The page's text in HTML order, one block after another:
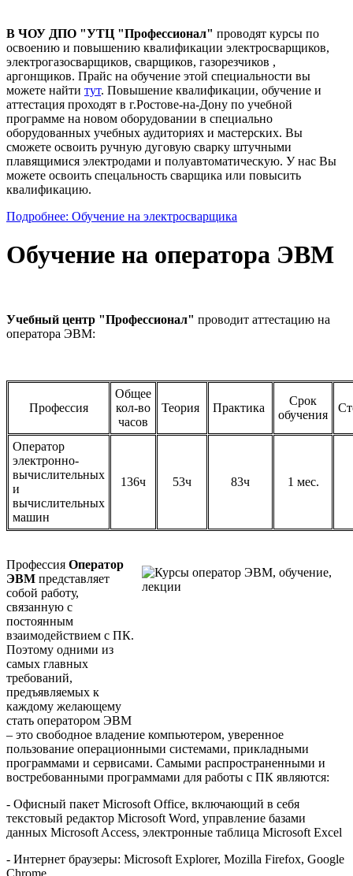
В ЧОУ ДПО "УТЦ "Профессионал" проводят курсы по
освоению и повышению квалификации электросварщиков,
электрогазосварщиков, сварщиков, газорезчиков ,
аргонщиков. Прайс на обучение этой специальности вы
можете найти тут. Повышение квалификации, обучение и
аттестация проходят в г.Ростове-на-Дону по учебной
программе на новом оборудовании в специально
оборудованных учебных аудиториях и мастерских. Вы
сможете освоить ручную дуговую сварку штучными
плавящимися электродами и полуавтоматическую. У нас Вы
можете освоить спецальность сварщика или повысить
квалификацию.
Подробнее: Обучение на электросварщика
Обучение на оператора ЭВМ
Учебный центр "Профессионал" проводит аттестацию на
оператора ЭВМ:
Профессия
Общее
кол-во
часов
Теория Практика
Срок
обучения
Оператор
электронно-
вычислительных
и
вычислительных
машин
136ч 53ч 83ч 1 мес.
Профессия Оператор
ЭВМ представляет
собой работу,
связанную с
постоянным
взаимодействием с ПК.
Поэтому одними из
самых главных
требований,
предъявляемых к
каждому желающему
стать оператором ЭВМ
– это свободное владение компьютером, уверенное
пользование операционными системами, прикладными
программами и сервисами. Самыми распространенными и
востребованными программами для работы c ПК являются:
- Офисный пакет Microsoft Office, включающий в себя
текстовый редактор Microsoft Word, управление базами
данных Microsoft Access, электронные таблица Microsoft Excel
- Интернет браузеры: Microsoft Explorer, Mozilla Firefox, Google